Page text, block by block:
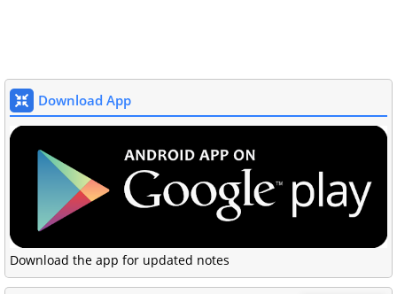
Download App
Download the app for updated notes